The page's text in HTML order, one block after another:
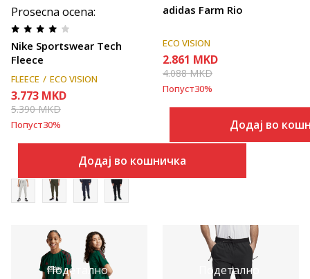
Prosecna ocena:
Nike Sportswear Tech
Fleece
FLEECE ECO VISION
3.773 MKD
5.390MKD
Попуст30%
Додај во кошничка
adidas Farm Rio
ECO VISION
2.861 MKD
4.088MKD
Попуст30%
Додај во
Подетално
Подетално